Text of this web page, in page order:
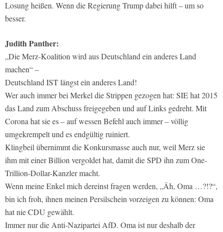
Losung heißen. Wenn die Regierung Trump dabei hilft – um so
besser.
Judith Panther:
„Die Merz-Koalition wird aus Deutschland ein anderes Land
machen“ –
Deutschland IST längst ein anderes Land!
Wer auch immer bei Merkel die Strippen gezogen hat: SIE hat 2015
das Land zum Abschuss freigegeben und auf Links gedreht. Mit
Corona hat sie es – auf wessen Befehl auch immer – völlig
umgekrempelt und es endgültig ruiniert.
Klingbeil übernimmt die Konkursmasse auch nur, weil Merz sie
ihm mit einer Billion vergoldet hat, damit die SPD ihn zum One-
Trillion-Dollar-Kanzler macht.
Wenn meine Enkel mich dereinst fragen werden, „Äh, Oma …?!?“,
bin ich froh, ihnen meinen Persilschein vorzeigen zu können: Oma
hat nie CDU gewählt.
Immer nur die Anti-Nazipartei AfD. Oma ist nur deshalb der